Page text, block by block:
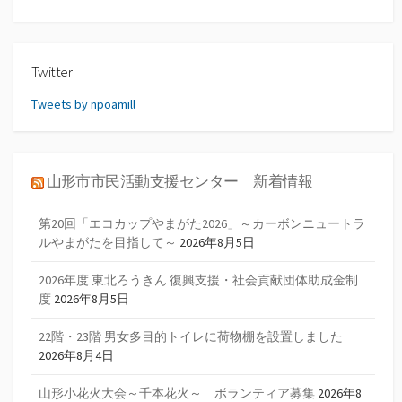
Twitter
Tweets by npoamill
山形市市民活動支援センター 新着情報
第20回「エコカップやまがた2026」～カーボンニュートラ
ルやまがたを目指して～ 2026年8月5日
2026年度 東北ろうきん 復興支援・社会貢献団体助成金制
度 2026年8月5日
22階・23階 男女多目的トイレに荷物棚を設置しました
2026年8月4日
山形小花火大会～千本花火～ ボランティア募集 2026年8